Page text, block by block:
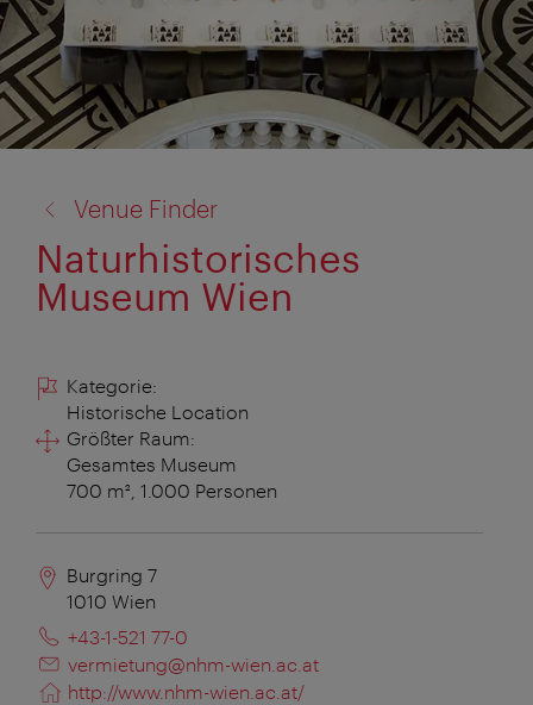
zu:
Venue Finder
Naturhistorisches
Museum Wien
Kategorie:
Historische Location
Größter Raum:
Gesamtes Museum
700 m², 1.000 Personen
Burgring 7
1010 Wien
+43-1-521 77-0
vermietung@nhm-wien.ac.at
http://www.nhm-wien.ac.at/